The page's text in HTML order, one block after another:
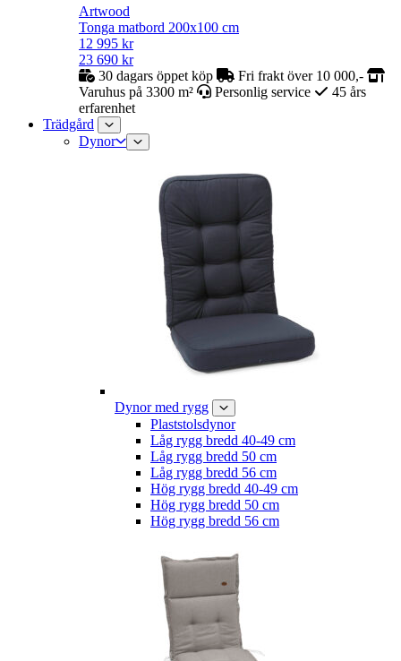
Artwood
Tonga matbord 200x100 cm
12 995 kr
23 690 kr
30 dagars öppet köp
Fri frakt över 10 000,-
Varuhus på 3300 m²
Personlig service
45 års
erfarenhet
Trädgård
Dynor
Dynor med rygg
Plaststolsdynor
Låg rygg bredd 40-49 cm
Låg rygg bredd 50 cm
Låg rygg bredd 56 cm
Hög rygg bredd 40-49 cm
Hög rygg bredd 50 cm
Hög rygg bredd 56 cm